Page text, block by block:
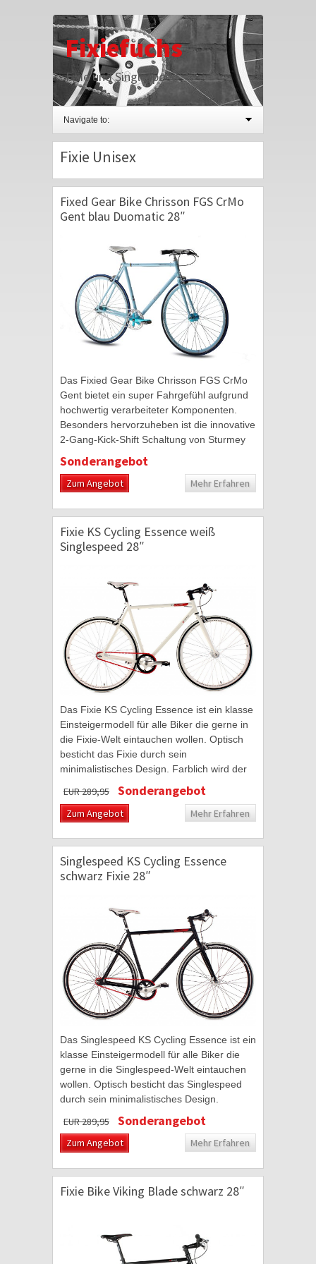
Fixiefuchs
Fixie und Singlespeed
Navigate to:
Fixie Unisex
Fixed Gear Bike Chrisson FGS CrMo
Gent blau Duomatic 28″
Das Fixied Gear Bike Chrisson FGS CrMo
Gent bietet ein super Fahrgefühl aufgrund
hochwertig verarbeiteter Komponenten.
Besonders hervorzuheben ist die innovative
2-Gang-Kick-Shift Schaltung von Sturmey
Sonderangebot
Zum Angebot Mehr Erfahren
Fixie KS Cycling Essence weiß
Singlespeed 28″
Das Fixie KS Cycling Essence ist ein klasse
Einsteigermodell für alle Biker die gerne in
die Fixie-Welt eintauchen wollen. Optisch
besticht das Fixie durch sein
minimalistisches Design. Farblich wird der
weiße Hochglanzlack des geschweißten...
EUR 289,95 Sonderangebot
Zum Angebot Mehr Erfahren
Singlespeed KS Cycling Essence
schwarz Fixie 28″
Das Singlespeed KS Cycling Essence ist ein
klasse Einsteigermodell für alle Biker die
gerne in die Singlespeed-Welt eintauchen
wollen. Optisch besticht das Singlespeed
durch sein minimalistisches Design.
EUR 289,95 Sonderangebot
Zum Angebot Mehr Erfahren
Fixie Bike Viking Blade schwarz 28″